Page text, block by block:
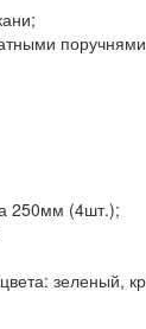
250мм (4шт.);
зеленый,